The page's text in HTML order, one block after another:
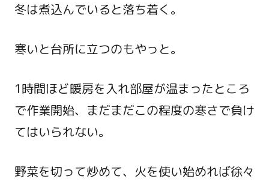
冬は煮込んでいると落ち着く。
寒いと台所に立つのもやっと。
1時間ほど暖房を入れ部屋が温まったところ
で作業開始、まだまだこの程度の寒さで負け
てはいられない。
野菜を切って炒めて、火を使い始めれば徐々